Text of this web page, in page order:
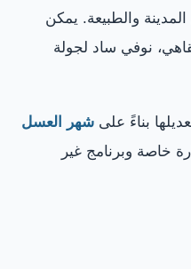
والطبيعة. يمكن
نوفي ساد لجولة
بناءً على شهر العسل
خاصة وبرنامج غير